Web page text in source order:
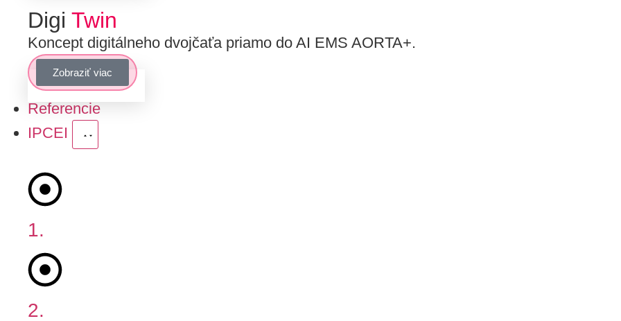
Digi Twin
Koncept digitálneho dvojčaťa priamo do AI EMS AORTA+.
Zobraziť viac
Referencie
IPCEI
1.
2.